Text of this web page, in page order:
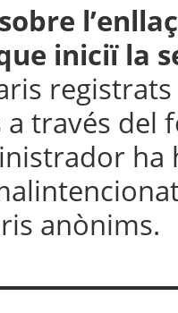
iniciï la
a través
anònims.